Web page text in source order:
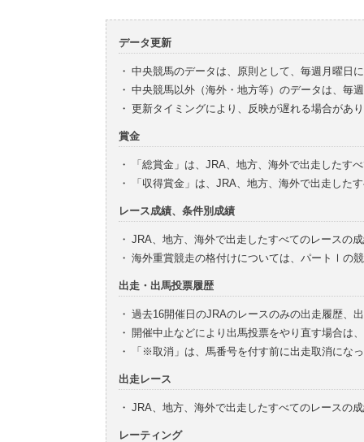
データ更新
・ 中央競馬のデータは、原則として、毎週月曜日
・ 中央競馬以外（海外・地方等）のデータは、毎
・ 更新タイミングにより、反映が遅れる場合があ
賞金
・
「総賞金」は、JRA、地方、海外で出走したす
・
「収得賞金」は、JRA、地方、海外で出走した
レース成績、条件別成績
・ JRA、地方、海外で出走したすべてのレースの
・ 海外重賞競走の格付けについては、パートⅠの
出走・出馬投票履歴
・ 過去16開催日のJRAのレースのみの出走履歴、
・ 開催中止などにより出馬投票をやり直す場合は
・
「※取消」は、馬番号を付す前に出走取消にな
出走レース
・ JRA、地方、海外で出走したすべてのレースの
レーティング